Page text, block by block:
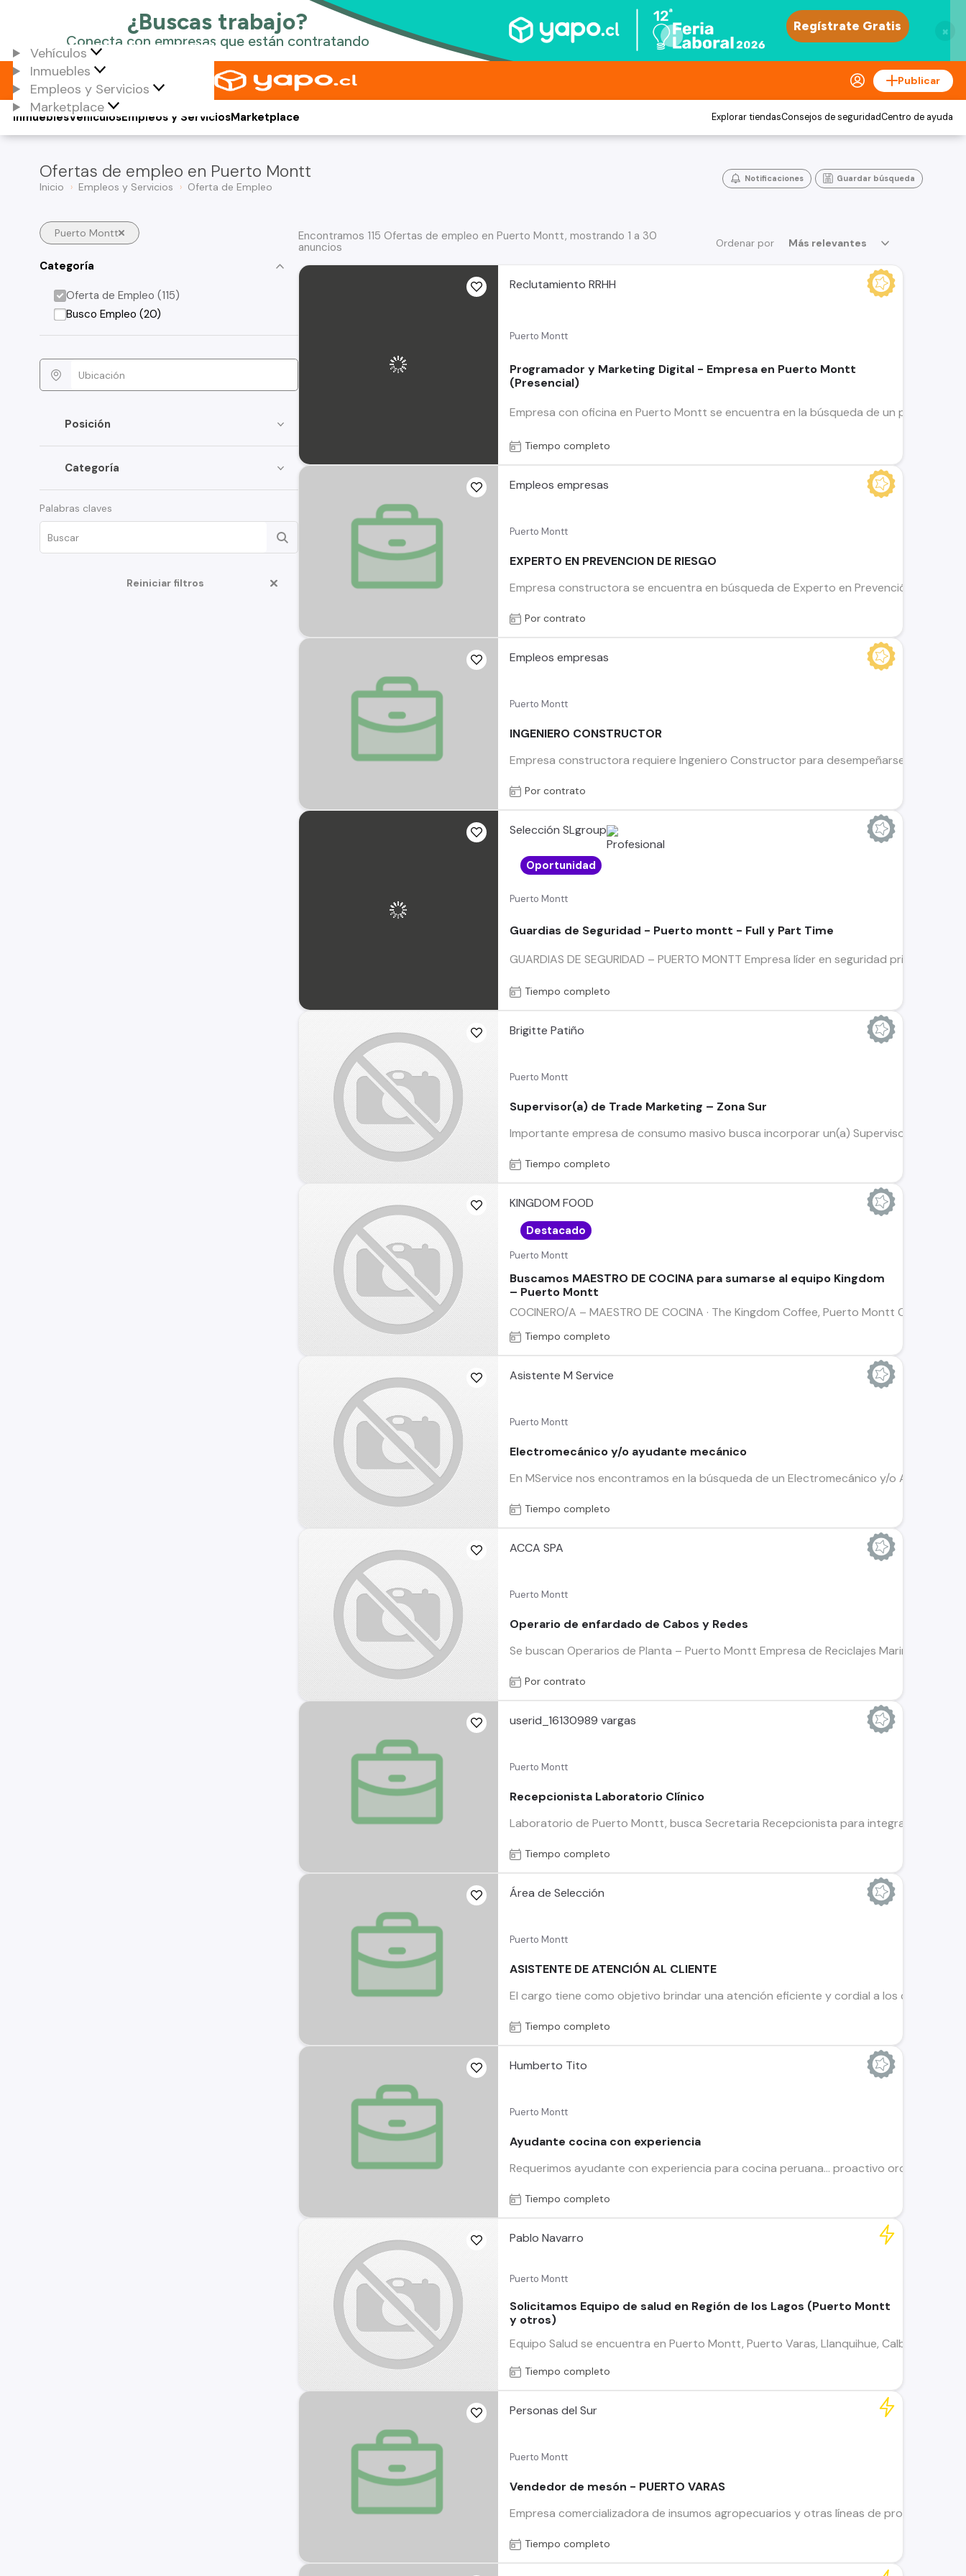
×
Vehículos
Inmuebles
Empleos y Servicios
Marketplace
Publicar
Vehículos
Inmuebles Empleos y ServiciosMarketplace Explorar tiendasConsejos de seguridadCentro de ayuda
Ofertas de empleo en Puerto Montt
Inicio Empleos y Servicios Oferta de Empleo
Notificaciones Guardar búsqueda
Puerto Montt
Categoría
Oferta de Empleo (115)
Busco Empleo (20)
Posición
Categoría
Palabras claves
Reiniciar filtros
Ordenar por Más relevantes
Encontramos 115 Ofertas de empleo en Puerto Montt, mostrando 1 a 30
anuncios
Reclutamiento RRHH
Puerto Montt
Programador y Marketing Digital - Empresa en Puerto Montt
(Presencial)
Empresa con oficina en Puerto Montt se encuentra en la búsqueda de un profesional
Tiempo completo
Empleos empresas
Puerto Montt
EXPERTO EN PREVENCION DE RIESGO
Empresa constructora se encuentra en búsqueda de Experto en Prevención de
Por contrato
Empleos empresas
Puerto Montt
INGENIERO CONSTRUCTOR
Empresa constructora requiere Ingeniero Constructor para desempeñarse como
Por contrato
Selección SLgroup
Puerto Montt
Guardias de Seguridad - Puerto montt - Full y Part Time
GUARDIAS DE SEGURIDAD – PUERTO MONTT Empresa líder en seguridad privada
Oportunidad
Tiempo completo
Brigitte Patiño
Puerto Montt
Supervisor(a) de Trade Marketing – Zona Sur
Importante empresa de consumo masivo busca incorporar un(a) Supervisor(a) de
Tiempo completo
KINGDOM FOOD
Puerto Montt
Buscamos MAESTRO DE COCINA para sumarse al equipo Kingdom
– Puerto Montt
COCINERO/A – MAESTRO DE COCINA · The Kingdom Coffee, Puerto Montt
Destacado
Tiempo completo
Asistente M Service
Puerto Montt
Electromecánico y/o ayudante mecánico
En MService nos encontramos en la búsqueda de un Electromecánico y/o Ayudante
Tiempo completo
ACCA SPA
Puerto Montt
Operario de enfardado de Cabos y Redes
Se buscan Operarios de Planta – Puerto Montt Empresa de Reciclajes Marinos se
Por contrato
userid_16130989 vargas
Puerto Montt
Recepcionista Laboratorio Clínico
Laboratorio de Puerto Montt, busca Secretaria Recepcionista para integrarse a su
Tiempo completo
Área de Selección
Puerto Montt
ASISTENTE DE ATENCIÓN AL CLIENTE
El cargo tiene como objetivo brindar una atención eficiente y cordial a los clientes,
Tiempo completo
Humberto Tito
Puerto Montt
Ayudante cocina con experiencia
Requerimos ayudante con experiencia para cocina peruana... proactivo ordenado y
Tiempo completo
Pablo Navarro
Puerto Montt
Solicitamos Equipo de salud en Región de los Lagos (Puerto Montt
y otros)
Equipo Salud se encuentra en Puerto Montt, Puerto Varas, Llanquihue, Calbuco,
Tiempo completo
Personas del Sur
Puerto Montt
Vendedor de mesón - PUERTO VARAS
Empresa comercializadora de insumos agropecuarios y otras líneas de productos,
Tiempo completo